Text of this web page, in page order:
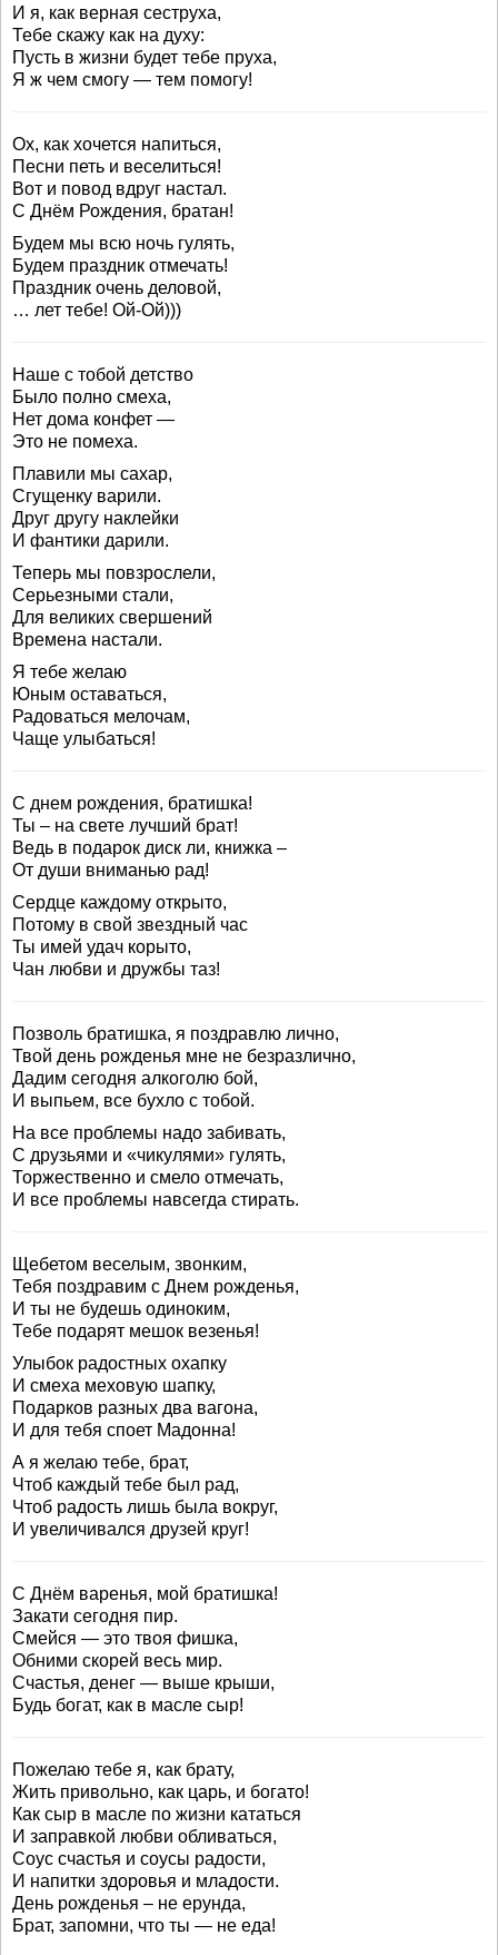
И я, как верная сеструха,
Тебе скажу как на духу:
Пусть в жизни будет тебе пруха,
Я ж чем смогу — тем помогу!
Ох, как хочется напиться,
Песни петь и веселиться!
Вот и повод вдруг настал.
С Днём Рождения, братан!
Будем мы всю ночь гулять,
Будем праздник отмечать!
Праздник очень деловой,
… лет тебе! Ой-Ой)))
Наше с тобой детство
Было полно смеха,
Нет дома конфет —
Это не помеха.
Плавили мы сахар,
Сгущенку варили.
Друг другу наклейки
И фантики дарили.
Теперь мы повзрослели,
Серьезными стали,
Для великих свершений
Времена настали.
Я тебе желаю
Юным оставаться,
Радоваться мелочам,
Чаще улыбаться!
С днем рождения, братишка!
Ты – на свете лучший брат!
Ведь в подарок диск ли, книжка –
От души вниманью рад!
Сердце каждому открыто,
Потому в свой звездный час
Ты имей удач корыто,
Чан любви и дружбы таз!
Позволь братишка, я поздравлю лично,
Твой день рожденья мне не безразлично,
Дадим сегодня алкоголю бой,
И выпьем, все бухло с тобой.
На все проблемы надо забивать,
С друзьями и «чикулями» гулять,
Торжественно и смело отмечать,
И все проблемы навсегда стирать.
Щебетом веселым, звонким,
Тебя поздравим с Днем рожденья,
И ты не будешь одиноким,
Тебе подарят мешок везенья!
Улыбок радостных охапку
И смеха меховую шапку,
Подарков разных два вагона,
И для тебя споет Мадонна!
А я желаю тебе, брат,
Чтоб каждый тебе был рад,
Чтоб радость лишь была вокруг,
И увеличивался друзей круг!
С Днём варенья, мой братишка!
Закати сегодня пир.
Смейся — это твоя фишка,
Обними скорей весь мир.
Счастья, денег — выше крыши,
Будь богат, как в масле сыр!
Пожелаю тебе я, как брату,
Жить привольно, как царь, и богато!
Как сыр в масле по жизни кататься
И заправкой любви обливаться,
Соус счастья и соусы радости,
И напитки здоровья и младости.
День рожденья – не ерунда,
Брат, запомни, что ты — не еда!